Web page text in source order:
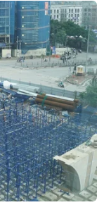
phòng
tuổi
tỉnh Đồng Nai
bệnh sởi cho trẻ